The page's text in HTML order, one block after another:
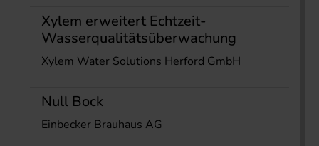
Xylem erweitert Echtzeit-
Wasserqualitätsüberwachung
Xylem Water Solutions Herford GmbH
Null Bock
Einbecker Brauhaus AG